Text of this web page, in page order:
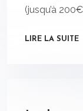
(jusqu’à
LIRE LA SUITE